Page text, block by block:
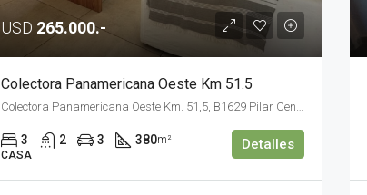
USD 265.000.-
Colectora Panamericana Oeste Km 51.5
3 2 3 380m²
CASA
Detalles